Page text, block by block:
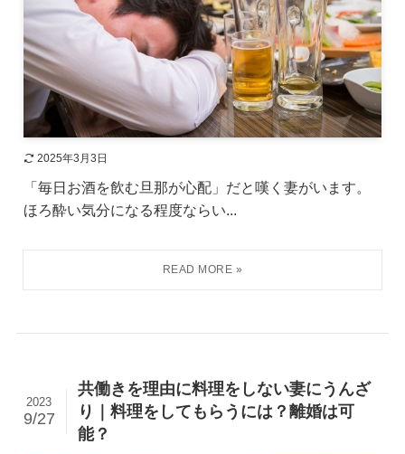
2025年3月3日
「毎日お酒を飲む旦那が心配」だと嘆く妻がいます。
ほろ酔い気分になる程度ならい...
共働きを理由に料理をしない妻にうんざ
り｜料理をしてもらうには？離婚は可
能？
2023
9/27